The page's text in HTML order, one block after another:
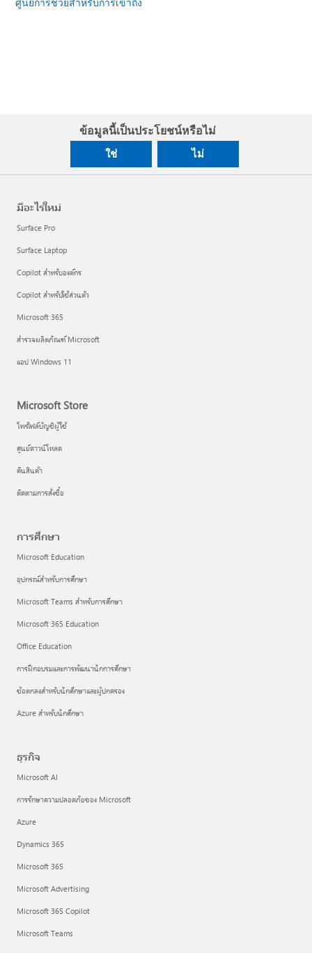
ข้อมูลนี้เป็นประโยชน์หรือไม่
ใช่ ไม่
มีอะไรใหม่
Surface Pro
Surface Laptop
Copilot สำหรับองค์กร
Copilot สำหรับใช้ส่วนตัว
Microsoft 365
สำรวจผลิตภัณฑ์ Microsoft
แอป Windows 11
Microsoft Store
โพรไฟล์บัญชีผู้ใช้
ศูนย์ดาวน์โหลด
คืนสินค้า
ติดตามการสั่งซื้อ
การศึกษา
Microsoft Education
อุปกรณ์สำหรับการศึกษา
Microsoft Teams สำหรับการศึกษา
Microsoft 365 Education
Office Education
การฝึกอบรมและการพัฒนานักการศึกษา
ข้อตกลงสำหรับนักศึกษาและผู้ปกครอง
Azure สำหรับนักศึกษา
ธุรกิจ
Microsoft AI
การรักษาความปลอดภัยของ Microsoft
Azure
Dynamics 365
Microsoft 365
Microsoft Advertising
Microsoft 365 Copilot
Microsoft Teams